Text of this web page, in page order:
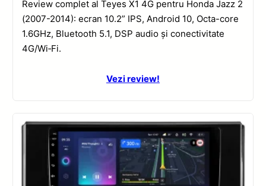
Review complet al Teyes X1 4G pentru Honda Jazz 2
(2007-2014): ecran 10.2” IPS, Android 10, Octa-core
1.6GHz, Bluetooth 5.1, DSP audio și conectivitate
4G/Wi‑Fi.
Vezi review!